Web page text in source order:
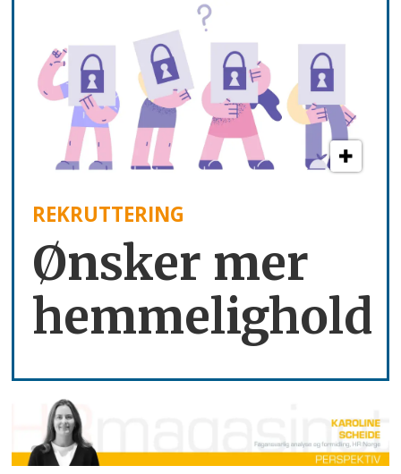
REKRUTTERING
Ønsker mer
hemmelighold